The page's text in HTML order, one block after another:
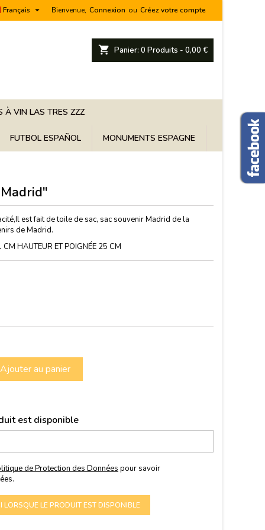
Bienvenue, Connexion ou Créez votre compte
Français 
shopping_cart Panier: 0 Produits - 0,00 €
À VIN LAS TRES ZZZ
FUTBOL ESPAÑOL MONUMENTS ESPAGNE
est fait de toile de sac, sac souvenir Madrid de la
de Madrid.
HAUTEUR ET POIGNÉE 25 CM
Ajouter au panier
est disponible
de Protection des Données pour savoir
LORSQUE LE PRODUIT EST DISPONIBLE